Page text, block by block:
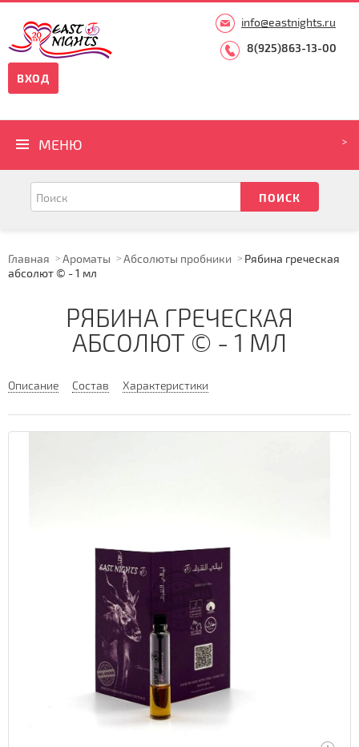
info@eastnights.ru
8(925)863-13-00
ВХОД
МЕНЮ
Главная Ароматы Абсолюты пробники
Рябина греческая
абсолют © - 1 мл
РЯБИНА ГРЕЧЕСКАЯ
АБСОЛЮТ © - 1 МЛ
Описание Состав Характеристики